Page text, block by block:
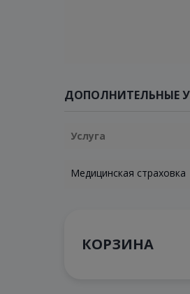
ДОПОЛНИТЕЛЬНЫЕ
Услуга
Медицинская страховка
КОРЗИНА